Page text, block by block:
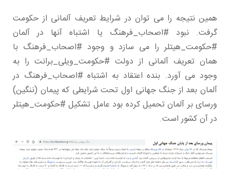
همین نتیجه را می توان در شرایط تعریف آلمانی از حکومت
گرفت. نبود #اصحاب_فرهنگ یا اشتباه آنها در آلمان
#حکومت_هیتلر را می سازد و وجود #اصحاب_فرهنگ با
همان تعریف آلمانی از دولت #حکومت_ویلی_برانت را به
وجود می آورد. بنده اعتقاد به اشتباه #اصحاب_فرهنگ در
آلمان بعد از جنگ جهانی اول تحت شرایطی که پیمان (ننگین)
ورسای بر آلمان تحمیل کرده بود عامل تشکیل #حکومت_هیتلر
در آن کشور است.